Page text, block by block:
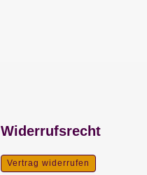
Widerrufsrecht
Vertrag widerrufen